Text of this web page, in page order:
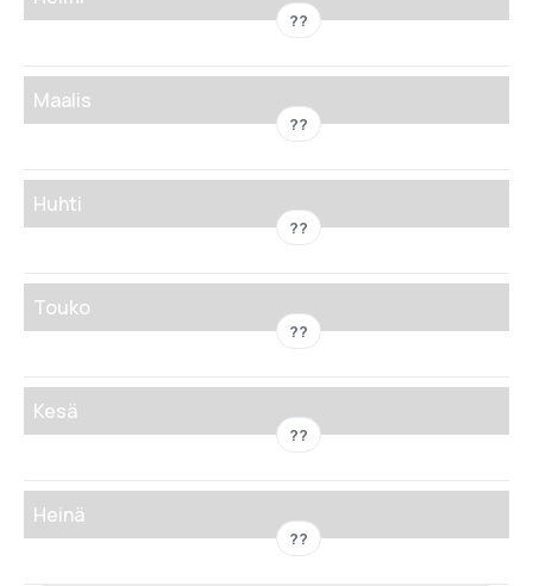
??
Maalis
??
Huhti
??
Touko
??
Kesä
??
Heinä
??